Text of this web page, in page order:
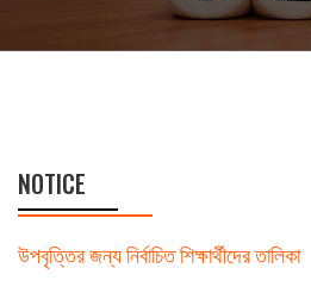
NOTICE
উপবৃত্তির জন্য নির্বাচিত শিক্ষার্থীদের তালিকা